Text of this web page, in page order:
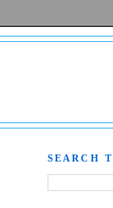
SEARCH